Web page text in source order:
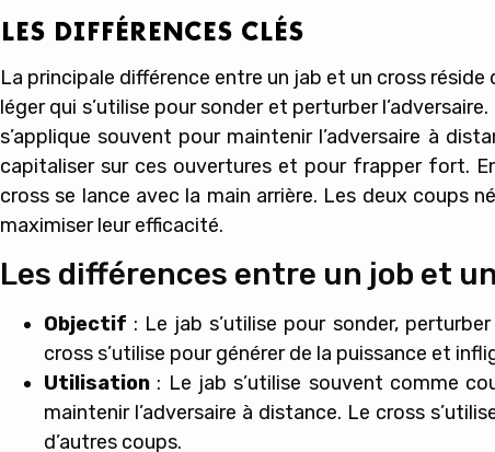
LES DIFFÉRENCES CLÉS
La principale différence entre un jab et un cross
léger qui s’utilise pour sonder et perturber
s’applique souvent pour maintenir l’adversaire à
capitaliser sur ces ouvertures et pour frapper fort.
cross se lance avec la main arrière. Les deux coups
maximiser leur efficacité.
Les différences entre un job et
Objectif : Le jab s’utilise pour sonder,
cross s’utilise pour générer de la puissance et
Utilisation : Le jab s’utilise souvent comme
maintenir l’adversaire à distance. Le cross
d’autres coups.